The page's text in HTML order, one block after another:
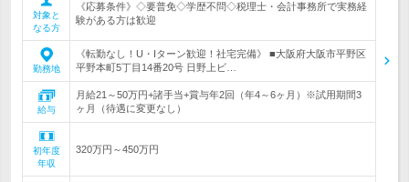
対象と
なる方
《応募条件》◇要普免◇学歴不問◇税理士・会計事務所で実務経
験がある方は歓迎
勤務地
《転勤なし！U・Iターン歓迎！社宅完備》 ■大阪府大阪市平野区
平野本町5丁目14番20号 日野上ビ…
給与
月給21～50万円+諸手当+賞与年2回（年4～6ヶ月）※試用期間3
ヶ月（待遇に変更なし）
初年度
年収
320万円～450万円